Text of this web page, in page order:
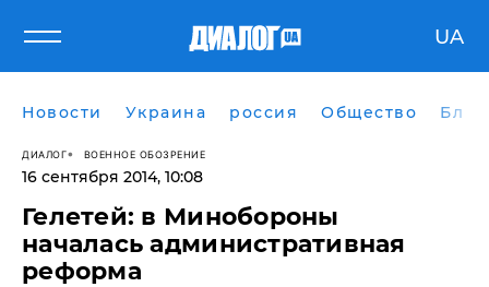
UA
Новости Украина россия Общество
ДИАЛОГ ВОЕННОЕ ОБОЗРЕНИЕ
16 сентября 2014, 10:08
Гелетей: в Минобороны
началась административная
реформа